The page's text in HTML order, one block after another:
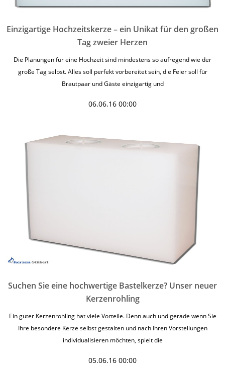
Einzigartige Hochzeitskerze – ein Unikat für den großen
Tag zweier Herzen
Die Planungen für eine Hochzeit sind mindestens so aufregend wie der
große Tag selbst. Alles soll perfekt vorbereitet sein, die Feier soll für
Brautpaar und Gäste einzigartig und
06.06.16 00:00
Suchen Sie eine hochwertige Bastelkerze? Unser neuer
Kerzenrohling
Ein guter Kerzenrohling hat viele Vorteile. Denn auch und gerade wenn Sie
Ihre besondere Kerze selbst gestalten und nach Ihren Vorstellungen
individualisieren möchten, spielt die
05.06.16 00:00